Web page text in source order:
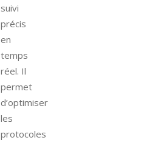
suivi
précis
en
temps
réel. Il
permet
d’optimiser
les
protocoles